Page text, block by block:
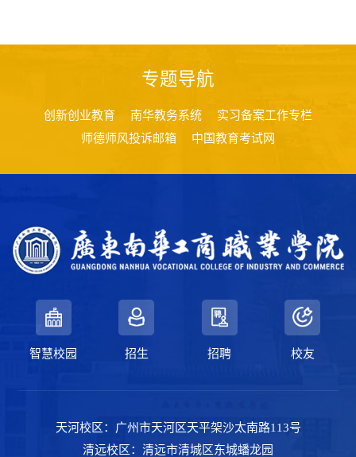
专题导航
创新创业教育 南华教务系统
实习备案工作专栏
师德师风投诉邮箱
中国教育考试网
智慧校园 招生 招聘 校友
天河校区：广州市天河区天平架沙太南路113号
清远校区：清远市清城区东城蟠龙园